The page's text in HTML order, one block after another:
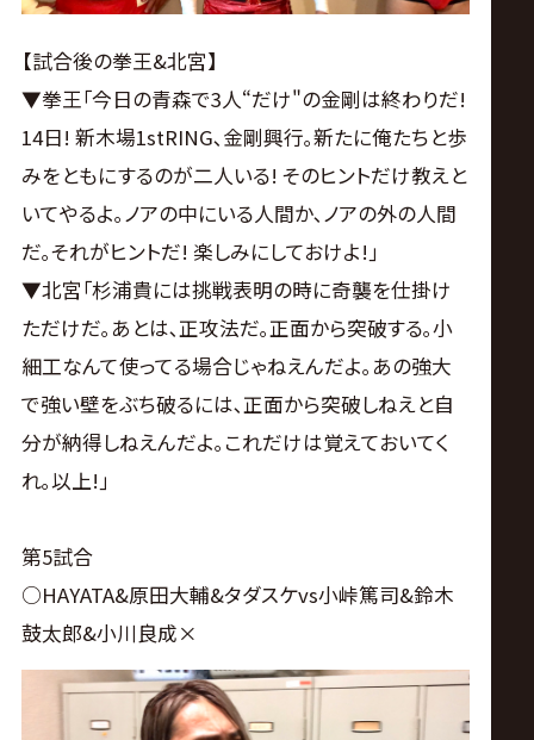
【試合後の拳王&北宮】
▼拳王｢今日の青森で3人“だけ"の金剛は終わりだ!
14日! 新木場1stRING､金剛興行｡新たに俺たちと歩
みをともにするのが二人いる! そのヒントだけ教えと
いてやるよ｡ノアの中にいる人間か､ノアの外の人間
だ｡それがヒントだ! 楽しみにしておけよ!｣
▼北宮｢杉浦貴には挑戦表明の時に奇襲を仕掛け
ただけだ｡あとは､正攻法だ｡正面から突破する｡小
細工なんて使ってる場合じゃねえんだよ｡あの強大
で強い壁をぶち破るには､正面から突破しねえと自
分が納得しねえんだよ｡これだけは覚えておいてく
れ｡以上!｣
第5試合
○HAYATA&原田大輔&タダスケvs小峠篤司&鈴木
鼓太郎&小川良成×